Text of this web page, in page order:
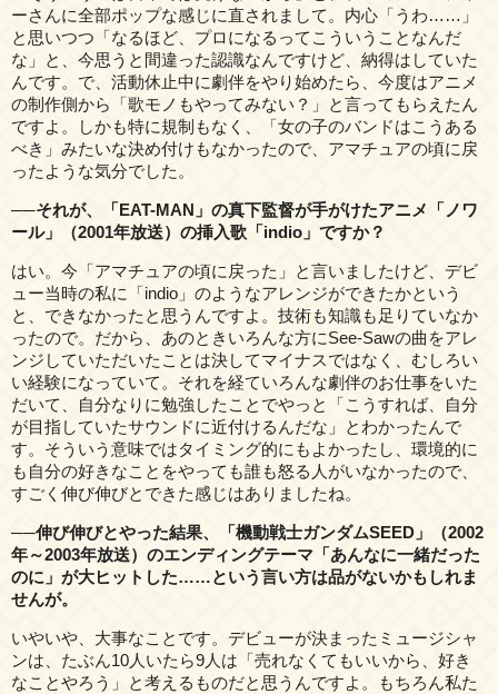
ーさんに全部ポップな感じに直されまして。内心「うわ……」
と思いつつ「なるほど、プロになるってこういうことなんだ
な」と、今思うと間違った認識なんですけど、納得はしていた
んです。で、活動休止中に劇伴をやり始めたら、今度はアニメ
の制作側から「歌モノもやってみない？」と言ってもらえたん
ですよ。しかも特に規制もなく、「女の子のバンドはこうある
べき」みたいな決め付けもなかったので、アマチュアの頃に戻
ったような気分でした。
──それが、「EAT-MAN」の真下監督が手がけたアニメ「ノワ
ール」（2001年放送）の挿入歌「indio」ですか？
はい。今「アマチュアの頃に戻った」と言いましたけど、デビ
ュー当時の私に「indio」のようなアレンジができたかという
と、できなかったと思うんですよ。技術も知識も足りていなか
ったので。だから、あのときいろんな方にSee-Sawの曲をアレ
ンジしていただいたことは決してマイナスではなく、むしろい
い経験になっていて。それを経ていろんな劇伴のお仕事をいた
だいて、自分なりに勉強したことでやっと「こうすれば、自分
が目指していたサウンドに近付けるんだな」とわかったんで
す。そういう意味ではタイミング的にもよかったし、環境的に
も自分の好きなことをやっても誰も怒る人がいなかったので、
すごく伸び伸びとできた感じはありましたね。
──伸び伸びとやった結果、「機動戦士ガンダムSEED」（2002
年～2003年放送）のエンディングテーマ「あんなに一緒だった
のに」が大ヒットした……という言い方は品がないかもしれま
せんが。
いやいや、大事なことです。デビューが決まったミュージシャ
ンは、たぶん10人いたら9人は「売れなくてもいいから、好き
なことやろう」と考えるものだと思うんですよ。もちろん私た